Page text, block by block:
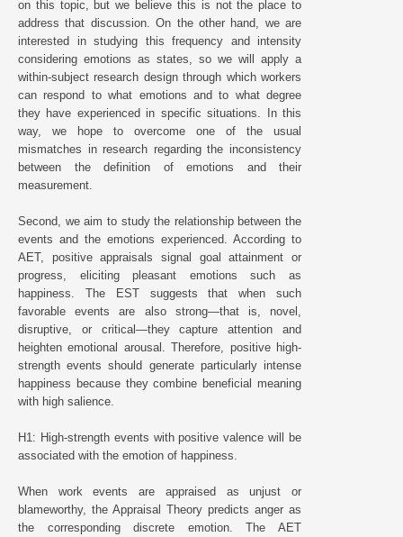
on this topic, but we believe this is not the place to
address that discussion. On the other hand, we are
interested in studying this frequency and intensity
considering emotions as states, so we will apply a
within-subject research design through which workers
can respond to what emotions and to what degree
they have experienced in specific situations. In this
way, we hope to overcome one of the usual
mismatches in research regarding the inconsistency
between the definition of emotions and their
measurement.
Second, we aim to study the relationship between the
events and the emotions experienced. According to
AET, positive appraisals signal goal attainment or
progress, eliciting pleasant emotions such as
happiness. The EST suggests that when such
favorable events are also strong—that is, novel,
disruptive, or critical—they capture attention and
heighten emotional arousal. Therefore, positive high-
strength events should generate particularly intense
happiness because they combine beneficial meaning
with high salience.
H1: High-strength events with positive valence will be
associated with the emotion of happiness.
When work events are appraised as unjust or
blameworthy, the Appraisal Theory predicts anger as
the corresponding discrete emotion. The AET